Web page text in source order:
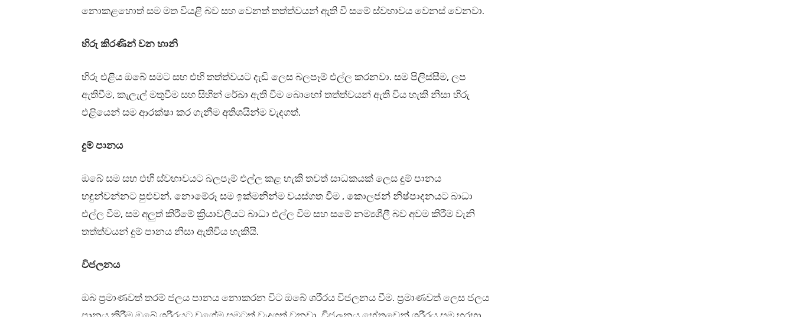
නොකළහොත් සම මත වියළි බව සහ වෙනත් තත්ත්වයන් ඇති වී සමේ ස්වභාවය වෙනස් වෙනවා.
හිරු කිරණින් වන හානි
හිරු එළිය ඔබේ සමට සහ එහි තත්ත්වයට දැඩි ලෙස බලපෑම් එල්ල කරනවා. සම පිලිස්සීම, ලප
ඇතිවීම, කැලැල් මතුවීම සහ සිහින් රේඛා ඇති වීම බොහෝ තත්ත්වයන් ඇති විය හැකි නිසා හිරු
එළියෙන් සම ආරක්ෂා කර ගැනීම අතිශයින්ම වැදගත්.
දුම් පානය
ඔබේ සම සහ එහි ස්වභාවයට බලපෑම් එල්ල කළ හැකි තවත් සාධකයක් ලෙස දුම් පානය
හඳුන්වන්නට පුළුවන්. නොමේරූ සම ඉක්මනින්ම වයස්ගත වීම , කොලජන් නිෂ්පාදනයට බාධා
එල්ල වීම, සම අලුත් කිරීමේ ක්‍රියාවලියට බාධා එල්ල වීම සහ සමේ නම්‍යශීලී බව අවම කිරීම වැනි
තත්ත්වයන් දුම් පානය නිසා ඇතිවිය හැකියි.
විජලනය
ඔබ ප්‍රමාණවත් තරම් ජලය පානය නොකරන විට ඔබේ ශරීරය විජලනය වීම. ප්‍රමාණවත් ලෙස ජලය